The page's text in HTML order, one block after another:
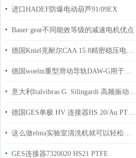
进口HADEF防爆电动葫芦91/09EX
Bauer gear不同能效等级的减速电机优点
德国Kniel克耐尔CAA 15.8精密稳压电源用于工业自动化生产使用
德国woelm重型滑动导轨DAW-G用于建筑行业使用国内现货
意大利Italvibras G. Silingardi 高频振动电机MVSI 3/3200-S02用于汽车行业
德国GES单极 HV 连接器HS 20/Au PTFE 用于 半导体和微电子行业
这么做elma实验室清洗机就可以轻松完成整个清洗
GES连接器7320020 HS21 PTFE